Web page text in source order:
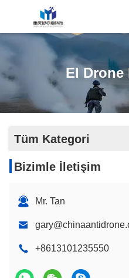
El Drone
Tüm Kategori
Bizimle İletişim
Mr. Tan
+8613101235550